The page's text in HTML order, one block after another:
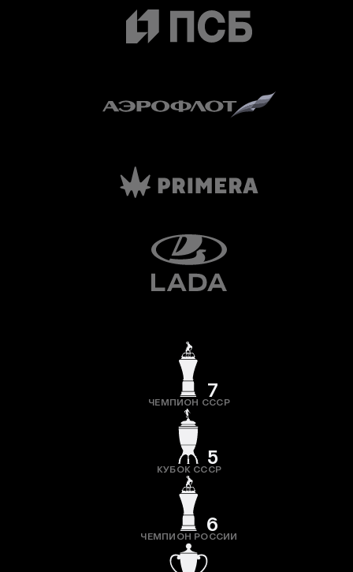
7
ЧЕМПИОН СССР
5
КУБОК СССР
6
ЧЕМПИОН РОССИИ